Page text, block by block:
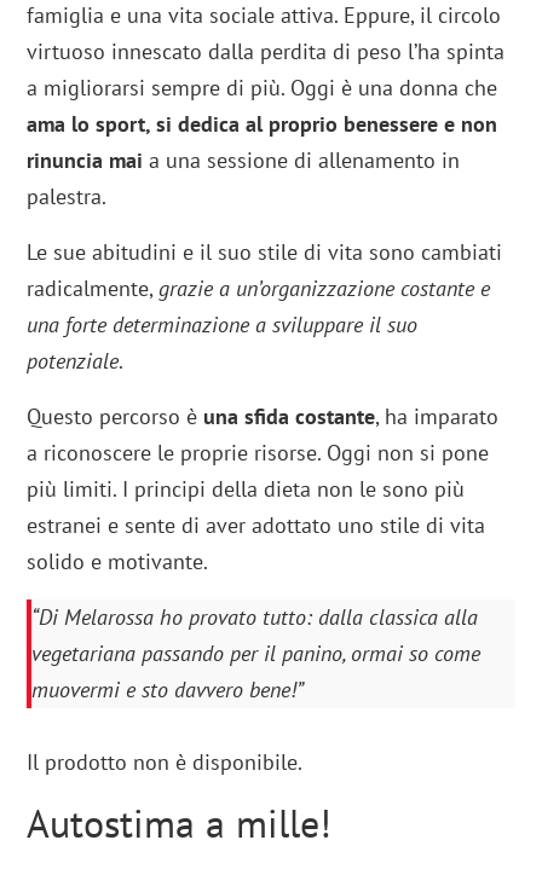
famiglia e una vita sociale attiva. Eppure, il circolo
virtuoso innescato dalla perdita di peso l’ha spinta
a migliorarsi sempre di più. Oggi è una donna che
ama lo sport, si dedica al proprio benessere e non
rinuncia mai a una sessione di allenamento in
palestra.
Le sue abitudini e il suo stile di vita sono cambiati
radicalmente, grazie a un’organizzazione costante e
una forte determinazione a sviluppare il suo
potenziale.
Questo percorso è una sfida costante, ha imparato
a riconoscere le proprie risorse. Oggi non si pone
più limiti. I principi della dieta non le sono più
estranei e sente di aver adottato uno stile di vita
solido e motivante.
“Di Melarossa ho provato tutto: dalla classica alla
vegetariana passando per il panino, ormai so come
muovermi e sto davvero bene!”
Il prodotto non è disponibile.
Autostima a mille!